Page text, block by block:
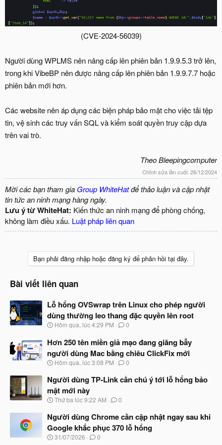
(CVE-2024-56039)​
Người dùng WPLMS nên nâng cấp lên phiên bản 1.9.9.5.3 trở lên,
trong khi VibeBP nên được nâng cấp lên phiên bản 1.9.9.7.7 hoặc
phiên bản mới hơn.
Các website nên áp dụng các biện pháp bảo mật cho việc tải tệp
tin, vệ sinh các truy vấn SQL và kiểm soát quyền truy cập dựa
trên vai trò.
Theo Bleepingcomputer
Chỉnh sửa lần cuối: 26/12/2024
Mời các bạn tham gia Group WhiteHatđể thảo luận và cập nhật
tin tức an ninh mạng hàng ngày.
Lưu ý từ WhiteHat: Kiến thức an ninh mạng để phòng chống,
không làm điều xấu. Luật pháp liên quan
Bạn phải đăng nhập hoặc đăng ký để phản hồi tại đây.
Bài viết liên quan
Lỗ hổng OVSwrap trên Linux cho phép người
dùng thường leo thang đặc quyền lên root
N
à
y
b
ắ
đ
ầ
u
Hôm qua, lúc 4:29 PM 0
Hơn 250 tên miền giả mạo đang giăng bẫy
người dùng Mac bằng chiêu ClickFix mới
N
à
y
b
ắ
đ
ầ
u
Hôm qua, lúc 3:08 PM 0
Người dùng TP-Link cần chú ý tới lỗ hổng bảo
mật mới này
N
à
y
b
ắ
Thứ ba lúc 9:22 AM 0
Người dùng Chrome cần cập nhật ngay sau khi
Google khắc phục 370 lỗ hổng
N
31/07/2026 0